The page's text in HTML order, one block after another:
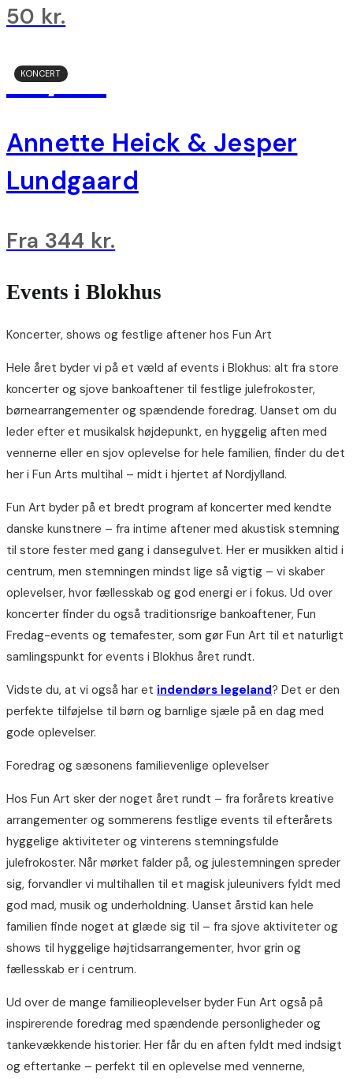
50 kr.
KONCERT
19/12
Annette Heick & Jesper
Lundgaard
Fra 344 kr.
Events i Blokhus
Koncerter, shows og festlige aftener hos Fun Art​
Hele året byder vi på et væld af events i Blokhus: alt fra store
koncerter og sjove bankoaftener til festlige julefrokoster,
børnearrangementer og spændende foredrag. Uanset om du
leder efter et musikalsk højdepunkt, en hyggelig aften med
vennerne eller en sjov oplevelse for hele familien, finder du det
her i Fun Arts multihal – midt i hjertet af Nordjylland.
Fun Art byder på et bredt program af koncerter med kendte
danske kunstnere – fra intime aftener med akustisk stemning
til store fester med gang i dansegulvet. Her er musikken altid i
centrum, men stemningen mindst lige så vigtig – vi skaber
oplevelser, hvor fællesskab og god energi er i fokus. Ud over
koncerter finder du også traditionsrige bankoaftener, Fun
Fredag-events og temafester, som gør Fun Art til et naturligt
samlingspunkt for events i Blokhus året rundt.
Vidste du, at vi også har et indendørs legeland? Det er den
perfekte tilføjelse til børn og barnlige sjæle på en dag med
gode oplevelser.
Foredrag og sæsonens familievenlige oplevelser
Hos Fun Art sker der noget året rundt – fra forårets kreative
arrangementer og sommerens festlige events til efterårets
hyggelige aktiviteter og vinterens stemningsfulde
julefrokoster. Når mørket falder på, og julestemningen spreder
sig, forvandler vi multihallen til et magisk juleunivers fyldt med
god mad, musik og underholdning. Uanset årstid kan hele
familien finde noget at glæde sig til – fra sjove aktiviteter og
shows til hyggelige højtidsarrangementer, hvor grin og
fællesskab er i centrum.
Ud over de mange familieoplevelser byder Fun Art også på
inspirerende foredrag med spændende personligheder og
tankevækkende historier. Her får du en aften fyldt med indsigt
og eftertanke – perfekt til en oplevelse med vennerne,